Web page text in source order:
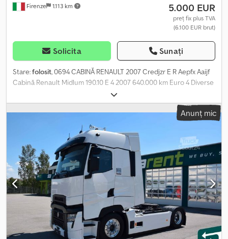
Firenze 1.113 km 5.000 EUR
preț fix plus TVA
(6.100 EUR brut)
Solicita Sunați
Stare:folosit, 0694 CABINĂ RENAULT 2007 Credjzr E R Aepfx Aaijf
Cabină Renault Midlum 190.10 E 4 2007 640.000 km Euro 4 Diverse
lucrări efectuate Rampă de încărcare Dimensiunile caroseriei
Lungime: 570 cm Înălțime: 235 cm Lățime: 245 cm Capacitate de
încărcare: 4800 kg Ampatament: 380 cm Cutie de viteze manuală
Inspecții periodice efectuate Parc auto, Florența Număr de
înmatriculare: DF174LP 5.000 € plus TVA
Anunț mic